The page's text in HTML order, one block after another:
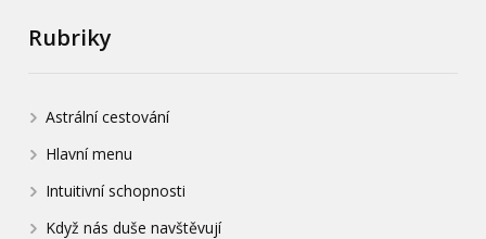
Rubriky
Astrální cestování
Hlavní menu
Intuitivní schopnosti
Když nás duše navštěvují